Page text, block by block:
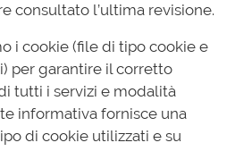
consultato l’ultima revisione.
i cookie (file di tipo cookie e
per garantire il corretto
tutti i servizi e modalità
informativa fornisce una
di cookie utilizzati e su